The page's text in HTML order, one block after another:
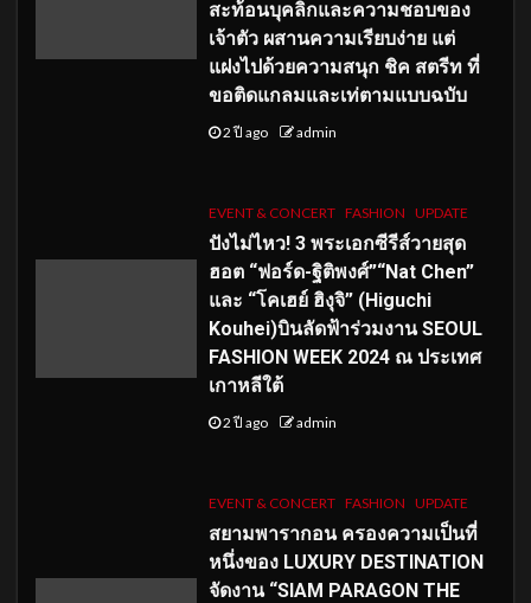
สะท้อนบุคลิกและความชอบของ
เจ้าตัว ผสานความเรียบง่าย แต่
แฝงไปด้วยความสนุก ชิค สตรีท ที่
ขอติดแกลมและเท่ตามแบบฉบับ
2 ปี ago admin
EVENT & CONCERT FASHION UPDATE
ปังไม่ไหว! 3 พระเอกซีรีส์วายสุด
ฮอต “ฟอร์ด-ฐิติพงศ์”“Nat Chen”
และ “โคเฮย์ ฮิงุจิ” (Higuchi
Kouhei)บินลัดฟ้าร่วมงาน SEOUL
FASHION WEEK 2024 ณ ประเทศ
เกาหลีใต้
2 ปี ago admin
EVENT & CONCERT FASHION UPDATE
สยามพารากอน ครองความเป็นที่
หนึ่งของ LUXURY DESTINATION
จัดงาน “SIAM PARAGON THE